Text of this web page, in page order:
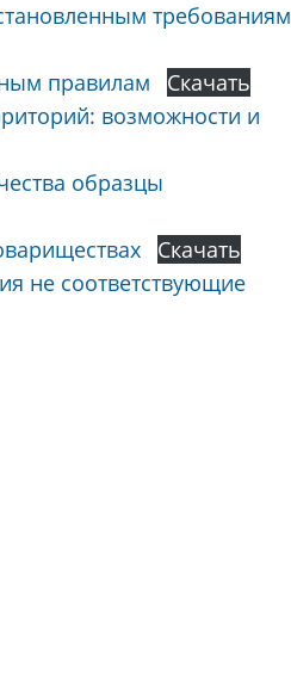
требованиям
правилам
Скачать
возможности и
образцы
Скачать
не соответствующие